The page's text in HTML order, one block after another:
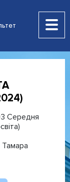
Середня
Тамара